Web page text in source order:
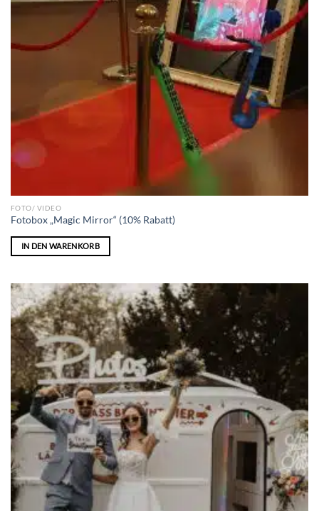
FOTO/ VIDEO
Fotobox „Magic Mirror“ (10% Rabatt)
IN DEN WARENKORB